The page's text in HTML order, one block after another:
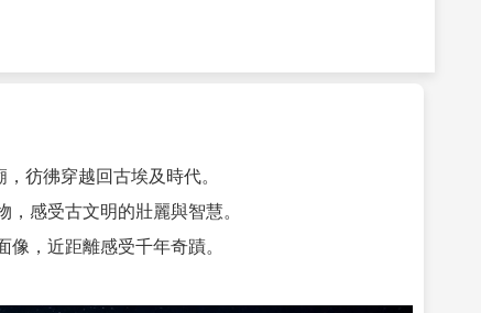
彷彿穿越回古埃及時代。
感受古文明的壯麗與智慧。
，近距離感受千年奇蹟。